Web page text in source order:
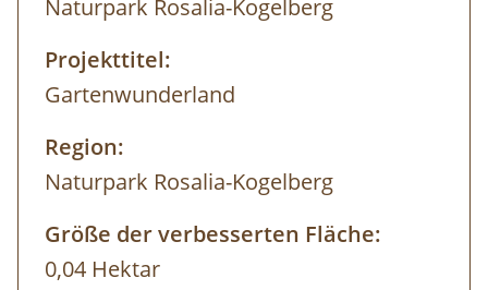
Naturpark Rosalia-Kogelberg
Projekttitel:
Gartenwunderland
Region:
Naturpark Rosalia-Kogelberg
Größe der verbesserten Fläche:
0,04 Hektar